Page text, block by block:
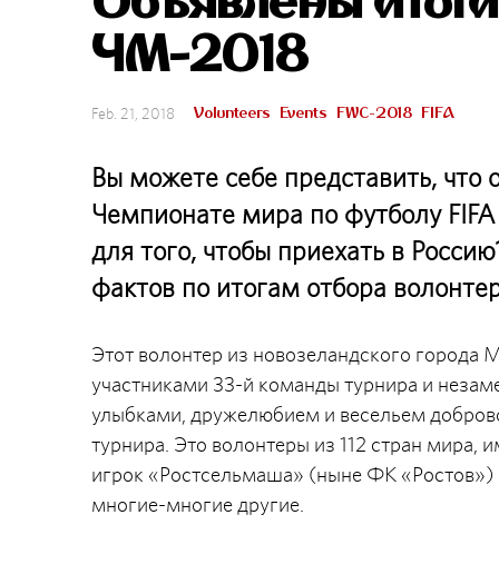
ЧМ-2018
Feb. 21, 2018 Volunteers Events FWC-2018 FIFA
Вы можете себе представить, что
Чемпионате мира по футболу
для того, чтобы приехать в
фактов по итогам отбора
Этот волонтер из новозеландского города
участниками 33-й команды турнира и
улыбками, дружелюбием и весельем
турнира. Это волонтеры из 112 стран мира,
игрок «Ростсельмаша» (ныне ФК «Ростов»)
многие-многие другие.